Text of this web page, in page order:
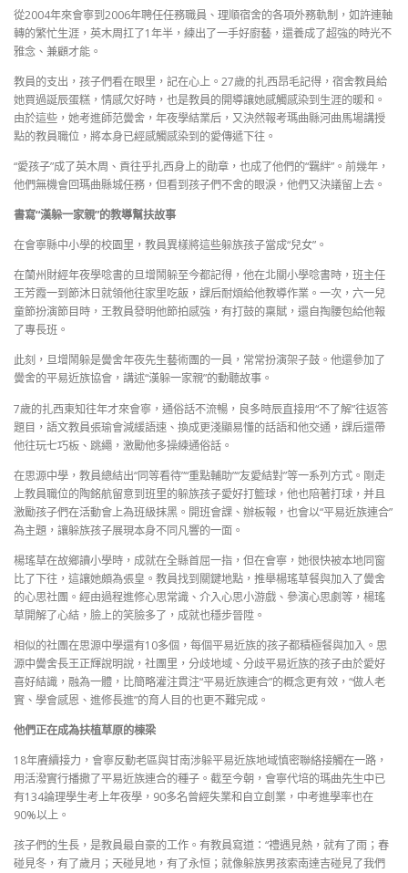
從2004年來會寧到2006年聘任任務職員、理順宿舍的各項外務軌制，如許連軸
轉的繁忙生涯，英木周扛了1年半，練出了一手好廚藝，還養成了超強的時光不
雅念、兼顧才能。
教員的支出，孩子們看在眼里，記在心上。27歲的扎西昂毛記得，宿舍教員給
她買過誕辰蛋糕，情感欠好時，也是教員的開導讓她感觸感染到生涯的暖和。
由於這些，她考進師范黌舍，年夜學結業后，又決然報考瑪曲縣河曲馬場講授
點的教員職位，將本身已經感觸感染到的愛傳遞下往。
“愛孩子”成了英木周、貢往乎扎西身上的勛章，也成了他們的“羈絆”。前幾年，
他們無機會回瑪曲縣城任務，但看到孩子們不舍的眼淚，他們又決議留上去。
書寫“漢躲一家親”的教導幫扶故事
在會寧縣中小學的校園里，教員異樣將這些躲族孩子當成“兒女”。
在蘭州財經年夜學唸書的旦增鬧躲至今都記得，他在北關小學唸書時，班主任
王芳霞一到節沐日就領他往家里吃飯，課后耐煩給他教導作業。一次，六一兒
童節扮演節目時，王教員發明他節拍感強，有打鼓的稟賦，還自掏腰包給他報
了專長班。
此刻，旦增鬧躲是黌舍年夜先生藝術團的一員，常常扮演架子鼓。他還參加了
黌舍的平易近族協會，講述“漢躲一家親”的動聽故事。
7歲的扎西東知往年才來會寧，通俗話不流暢，良多時辰直接用“不了解”往返答
題目，語文教員張瑜會減緩語速、換成更淺顯易懂的話語和他交通，課后還帶
他往玩七巧板、跳繩，激勵他多操練通俗話。
在思源中學，教員總結出“同等看待”“重點輔助”“友愛結對”等一系列方式。剛走
上教員職位的陶銘航留意到班里的躲族孩子愛好打籃球，他也陪著打球，并且
激勵孩子們在活動會上為班級抹黑。開班會課、辦板報，也會以“平易近族連合”
為主題，讓躲族孩子展現本身不同凡響的一面。
楊瑤草在故鄉讀小學時，成就在全縣首屈一指，但在會寧，她很快被本地同窗
比了下往，這讓她頗為張皇。教員找到關鍵地點，推舉楊瑤草餐與加入了黌舍
的心思社團。經由過程進修心思常識、介入心思小游戲、參演心思劇等，楊瑤
草開解了心結，臉上的笑臉多了，成就也穩步晉陞。
相似的社團在思源中學還有10多個，每個平易近族的孩子都積極餐與加入。思
源中黌舍長王正輝說明說，社團里，分歧地域、分歧平易近族的孩子由於愛好
喜好結識，融為一體，比簡略灌注貫注“平易近族連合”的概念更有效，“做人老
實、學會感恩、進修長進”的育人目的也更不難完成。
他們正在成為扶植草原的棟梁
18年賡續接力，會寧反動老區與甘南涉躲平易近族地域慎密聯絡接觸在一路，
用活潑實行播撒了平易近族連合的種子。截至今朝，會寧代培的瑪曲先生中已
有134論理學生考上年夜學，90多名曾經失業和自立創業，中考進學率也在
90%以上。
孩子們的生長，是教員最自豪的工作。有教員寫道：“禮遇見熱，就有了雨；春
碰見冬，有了歲月；天碰見地，有了永恒；就像躲族男孩索南達吉碰見了我們